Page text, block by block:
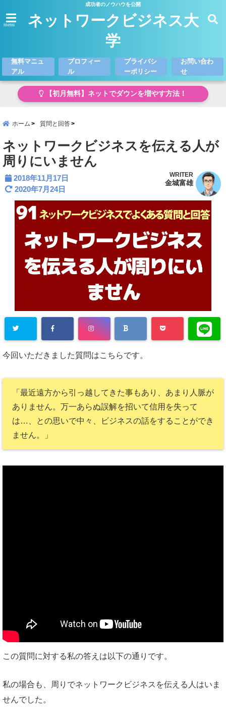
成功者のノウハウを公開
menu
ネットワークビジネス大
学
無料マニュ
アル
プロフィー
ル
プライバシ
ーポリシー
お問い合わ
せ
【初月無料】ネットでダウンを増やす方法！
ホーム 質問と回答
ネットワークビジネスを伝える人が
周りにいません
2018年11月17日
2020年7月24日
WRITER
金城富雄
今回いただきました質問はこちらです。
「最近遠方から引っ越してきた事もあり、あまり人脈が
ありません。万一あらぬ誤解を招いて信用を失って
は…、との思いで中々、ビジネスの話をすることができ
ません。」
この質問に対する私の答えは以下の通りです。
私の場合も、周りでネットワークビジネスを伝える人はいま
せんでした。